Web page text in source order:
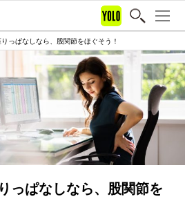
っぱなしなら、股関節をほぐそう！
っぱなしなら、股関節を